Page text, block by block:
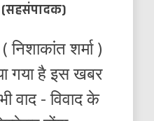
(सहसंपादक)
शर्मा )
गया है इस खबर
वाद - विवाद के